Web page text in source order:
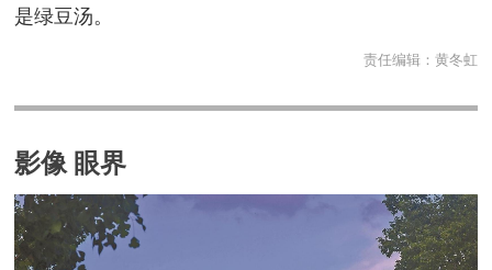
是绿豆汤。
责任编辑： 黄冬虹
影像 眼界